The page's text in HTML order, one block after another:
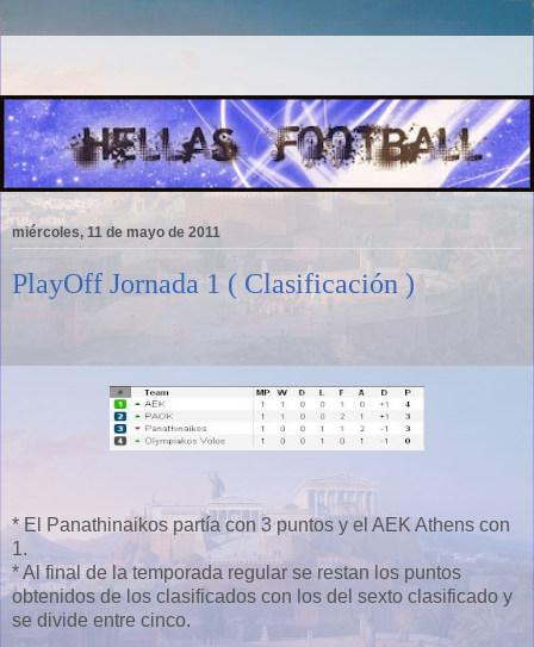
miércoles, 11 de mayo de 2011
PlayOff Jornada 1 ( Clasificación )
* El Panathinaikos partía con 3 puntos y el AEK Athens con
1.
* Al final de la temporada regular se restan los puntos
obtenidos de los clasificados con los del sexto clasificado y
se divide entre cinco.